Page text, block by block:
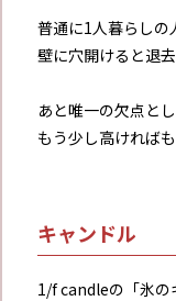
普通に1人暮らしの
壁に穴開けると退
あと唯一の欠点と
もう少し高ければ
キャンドル
1/f candleの「氷の